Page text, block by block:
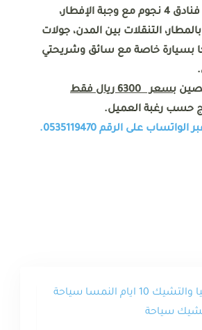
الإقامة الفندقية في فنادق 4 نجوم مع وجبة الإفطار،
التنقلات بين المدن، جولات
بسيارة خاصة مع سائق وشريحتي
بسعر 6300 ريال فقط
حسب رغبة العميل.
على الرقم 0535119470.